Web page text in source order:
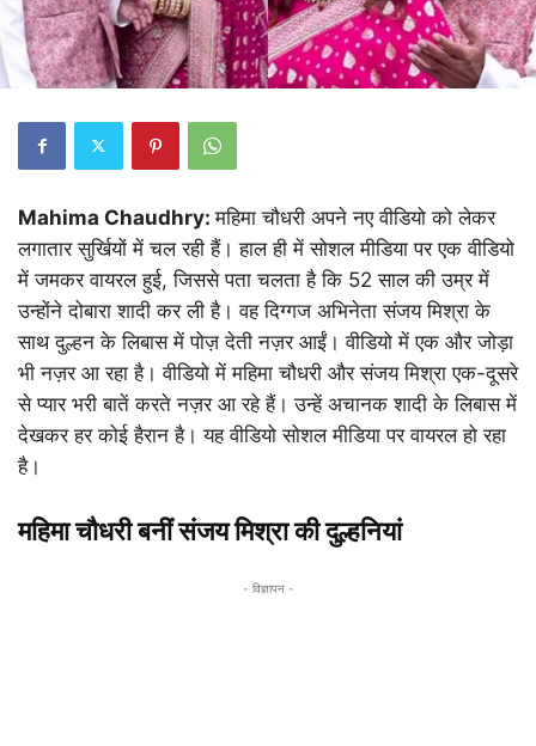
Mahima Chaudhry:महिमा चौधरी अपने नए वीडियो को लेकर
लगातार सुर्खियों में चल रही हैं। हाल ही में सोशल मीडिया पर एक वीडियो
में जमकर वायरल हुई, जिससे पता चलता है कि 52 साल की उम्र में
उन्होंने दोबारा शादी कर ली है। वह दिग्गज अभिनेता संजय मिश्रा के
साथ दुल्हन के लिबास में पोज़ देती नज़र आईं। वीडियो में एक और जोड़ा
भी नज़र आ रहा है। वीडियो में महिमा चौधरी और संजय मिश्रा एक-दूसरे
से प्यार भरी बातें करते नज़र आ रहे हैं। उन्हें अचानक शादी के लिबास में
देखकर हर कोई हैरान है। यह वीडियो सोशल मीडिया पर वायरल हो रहा
है।
महिमा चौधरी बनीं संजय मिश्रा की दुल्हनियां
- विज्ञापन -